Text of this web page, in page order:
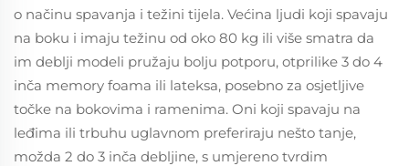
o načinu spavanja i težini tijela. Većina ljudi koji spavaju
na boku i imaju težinu od oko 80 kg ili više smatra da
im deblji modeli pružaju bolju potporu, otprilike 3 do 4
inča memory foama ili lateksa, posebno za osjetljive
točke na bokovima i ramenima. Oni koji spavaju na
leđima ili trbuhu uglavnom preferiraju nešto tanje,
možda 2 do 3 inča debljine, s umjereno tvrdim